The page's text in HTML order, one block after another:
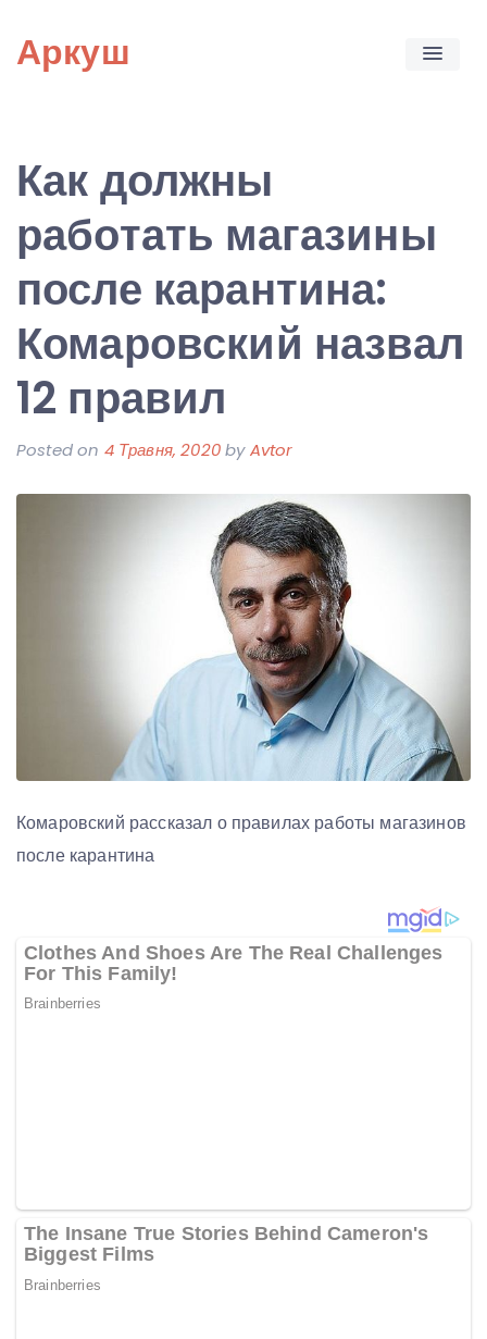
content
Аркуш
Как должны
работать магазины
после карантина:
Комаровский назвал
12 правил
Posted on 4 Травня, 2020byAvtor
Комаровский рассказал о правилах работы магазинов
после карантина